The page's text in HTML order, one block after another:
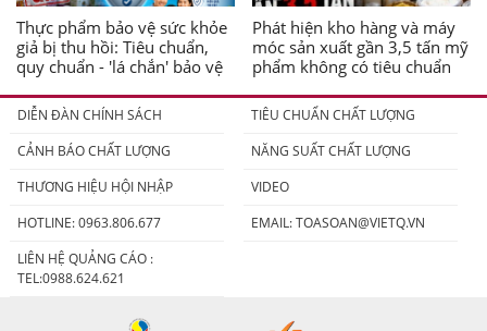
Thực phẩm bảo vệ sức khỏe
giả bị thu hồi: Tiêu chuẩn,
quy chuẩn - 'lá chắn' bảo vệ
Phát hiện kho hàng và máy
móc sản xuất gần 3,5 tấn mỹ
phẩm không có tiêu chuẩn
DIỄN ĐÀN CHÍNH SÁCH
TIÊU CHUẨN CHẤT LƯỢNG
CẢNH BÁO CHẤT LƯỢNG
NĂNG SUẤT CHẤT LƯỢNG
THƯƠNG HIỆU HỘI NHẬP
VIDEO
HOTLINE: 0963.806.677
EMAIL:TOASOAN@VIETQ.VN
LIÊN HỆ QUẢNG CÁO :
TEL:0988.624.621